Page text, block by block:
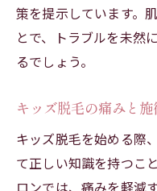
策を提示しています。
とで、トラブルを未然
るでしょう。
キッズ脱毛の痛みと
キッズ脱毛を始める際
て正しい知識を持つこ
ロンでは、痛みを軽減